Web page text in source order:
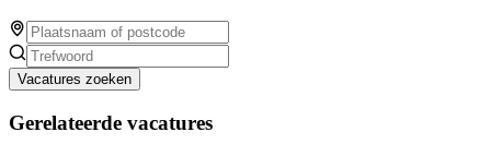
Vacatures zoeken
Gerelateerde vacatures